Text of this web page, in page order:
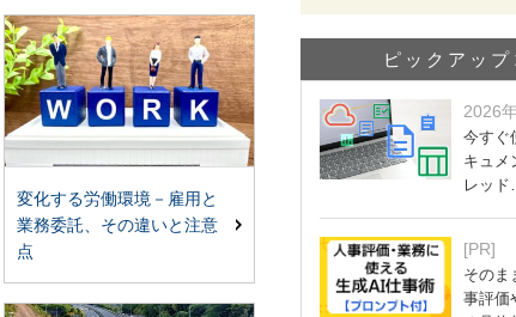
変化する労働環境－雇用と
業務委託、その違いと注意
点
ピックアップ
2026
今すぐ
キュメ
レッ
[PR]
そのま
事評価